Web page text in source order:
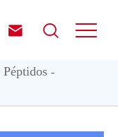
 
Péptidos